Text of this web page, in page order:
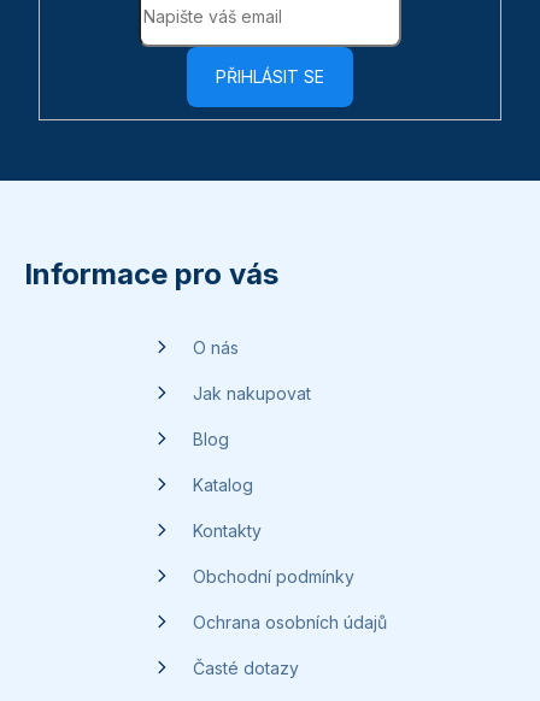
PŘIHLÁSIT SE
Informace pro vás
O nás
Jak nakupovat
Blog
Katalog
Kontakty
Obchodní podmínky
Ochrana osobních údajů
Časté dotazy